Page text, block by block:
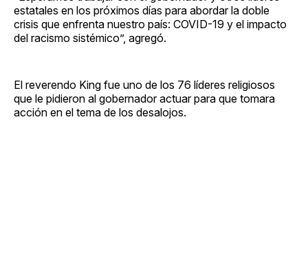
estatales en los próximos días para abordar la doble
crisis que enfrenta nuestro país: COVID-19 y el impacto
del racismo sistémico”, agregó.
El reverendo King fue uno de los 76 líderes religiosos
que le pidieron al gobernador actuar para que tomara
acción en el tema de los desalojos.